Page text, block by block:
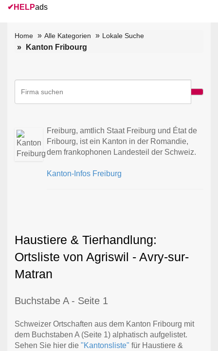
✔ HELPads
Home Alle Kategorien Lokale Suche
Kanton Fribourg
Freiburg, amtlich Staat Freiburg und État de
Fribourg, ist ein Kanton in der Romandie,
dem frankophonen Landesteil der Schweiz.
Kanton-Infos Freiburg
Haustiere & Tierhandlung:
Ortsliste von Agriswil - Avry-sur-
Matran
Buchstabe A - Seite 1
Schweizer Ortschaften aus dem Kanton Fribourg mit
dem Buchstaben A (Seite 1) alphatisch aufgelistet.
Sehen Sie hier die "Kantonsliste" für Haustiere &